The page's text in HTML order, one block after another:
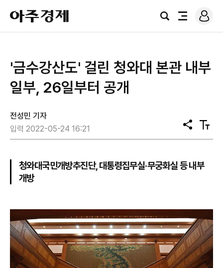
아
주
경
검
전
로
그
'금수강산도' 걸린 청와대 본관 내부
일부, 26일부터 공개
전성민 기자
입력 2022-05-24 16:21
공
유
텍
스
청와대국민개방추진단, 대통령집무실·무궁화실 등 내부
개방